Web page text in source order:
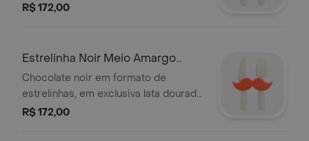
chocolat du jour.
R$ 172,00
Estrelinha Noir Meio Amargo
(Lata)
Chocolate noir em formato de
estrelinhas, em exclusiva lata dourada
chocolat du jour.
R$ 172,00